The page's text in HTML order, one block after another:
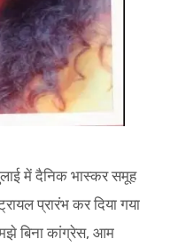
में दैनिक भास्कर समूह
प्रारंभ कर दिया गया
बिना कांग्रेस, आम